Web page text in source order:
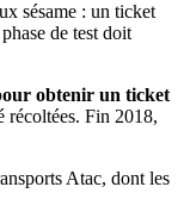
sésame : un ticket
de test doit
obtenir un ticket
récoltées. Fin 2018,
Atac, dont les